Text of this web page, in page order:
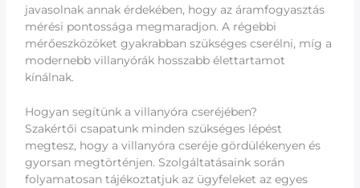
javasolnak annak érdekében, hogy az áramfogyasztás
mérési pontossága megmaradjon. A régebbi
mérőeszközöket gyakrabban szükséges cserélni, míg a
modernebb villanyórák hosszabb élettartamot
kínálnak.
Hogyan segítünk a villanyóra cseréjében?
Szakértői csapatunk minden szükséges lépést
megtesz, hogy a villanyóra cseréje gördülékenyen és
gyorsan megtörténjen. Szolgáltatásaink során
folyamatosan tájékoztatjuk az ügyfeleket az egyes